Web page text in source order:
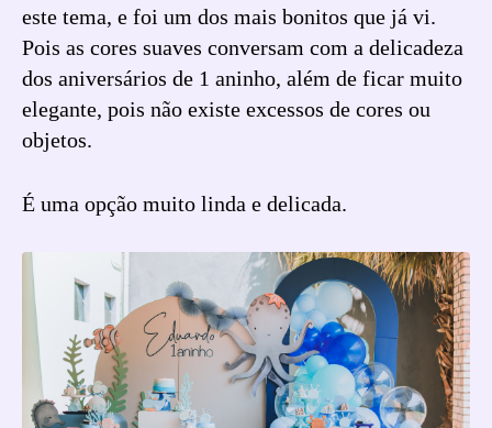
este tema, e foi um dos mais bonitos que já vi.
Pois as cores suaves conversam com a delicadeza
dos aniversários de 1 aninho, além de ficar muito
elegante, pois não existe excessos de cores ou
objetos.
É uma opção muito linda e delicada.